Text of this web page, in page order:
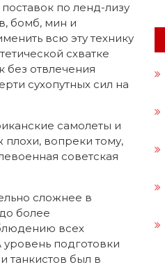
по ленд-лизу
бомб, мин и
всю эту технику
схватке
отвлечения
сухопутных сил на
самолеты и
плохи, вопреки тому,
советская
сложнее в
более
всех
подготовки
танкистов был в